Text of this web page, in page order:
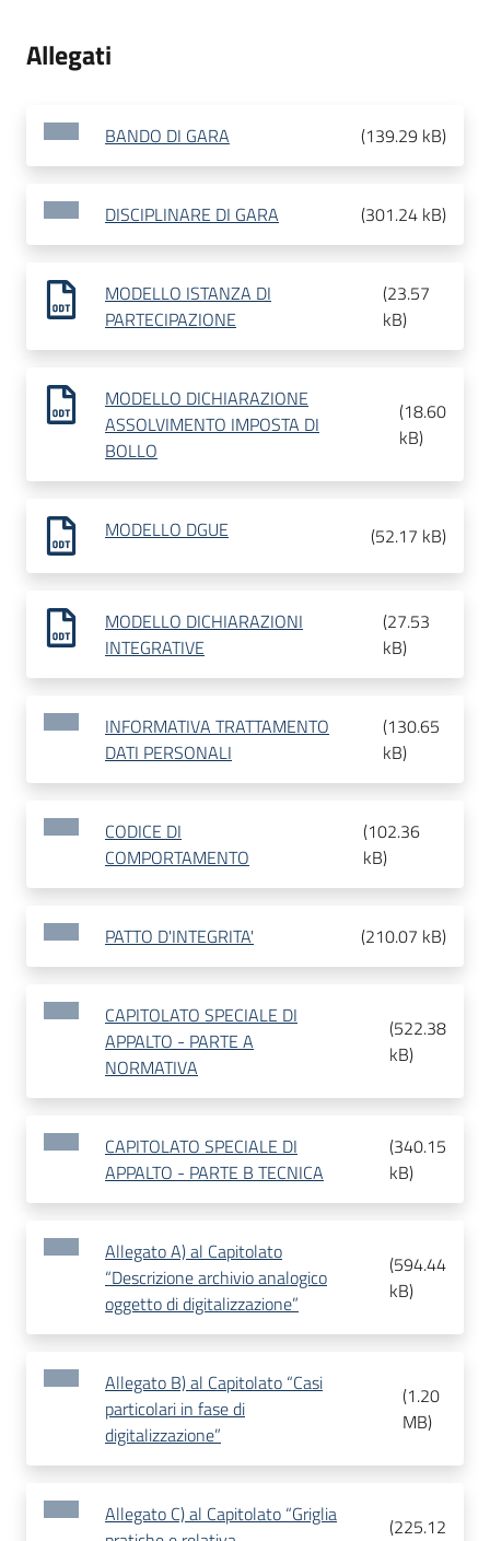
Allegati
BANDO DI GARA (139.29 kB)
DISCIPLINARE DI GARA (301.24 kB)
MODELLO ISTANZA DI
PARTECIPAZIONE
(23.57
kB)
MODELLO DICHIARAZIONE
ASSOLVIMENTO IMPOSTA DI
BOLLO
(18.60
kB)
MODELLO DGUE (52.17 kB)
MODELLO DICHIARAZIONI
INTEGRATIVE
(27.53
kB)
INFORMATIVA TRATTAMENTO
DATI PERSONALI
(130.65
kB)
CODICE DI
COMPORTAMENTO
(102.36
kB)
PATTO D'INTEGRITA' (210.07 kB)
CAPITOLATO SPECIALE DI
APPALTO - PARTE A
NORMATIVA
(522.38
kB)
CAPITOLATO SPECIALE DI
APPALTO - PARTE B TECNICA
(340.15
kB)
Allegato A) al Capitolato
“Descrizione archivio analogico
oggetto di digitalizzazione”
(594.44
kB)
Allegato B) al Capitolato “Casi
particolari in fase di
digitalizzazione”
(1.20
MB)
Allegato C) al Capitolato “Griglia
(225.12